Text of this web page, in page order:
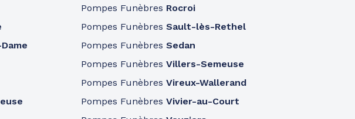
Pompes Funèbres Rocroi
Pompes FunèbresSault-lès-Rethel
Pompes FunèbresSedan
Pompes FunèbresVillers-Semeuse
Pompes FunèbresVireux-Wallerand
Pompes FunèbresVivier-au-Court